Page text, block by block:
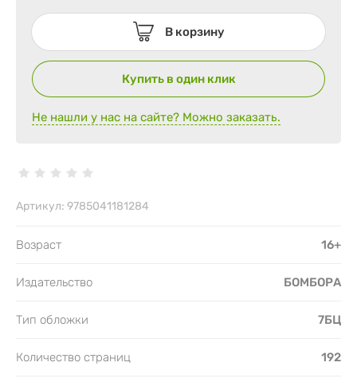
В корзину
Купить в один клик
Не нашли у нас на сайте? Можно заказать.
Артикул: 9785041181284
Возраст 16+
Издательство БОМБОРА
Тип обложки 7БЦ
Количество страниц 192